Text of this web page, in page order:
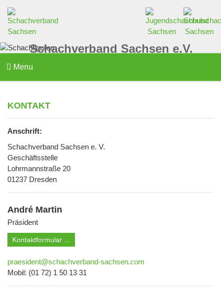
Schachverband Sachsen e.V.
Menu
KONTAKT
Anschrift:
Schachverband Sachsen e. V.
Geschäftsstelle
Lohrmannstraße 20
01237 Dresden
André Martin
Präsident
Kontaktformular ...
praesident@schachverband-sachsen.com
Mobil: (01 72) 1 50 13 31